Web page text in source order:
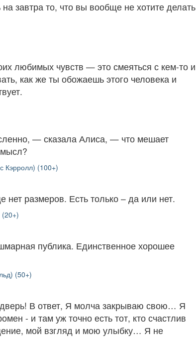
завтра то, что вы вообще не хотите делать
любимых чувств — это смеяться с кем-то и
как же ты обожаешь этого человека и
— сказала Алиса, — что мешает
Кэрролл) (100+)
размеров. Есть только – да или нет.
публика. Единственное хорошее
(50+)
дверь! В ответ, Я молча закрываю свою… Я
- и там уж точно есть тот, кто счастлив
мой взгляд и мою улыбку… Я не